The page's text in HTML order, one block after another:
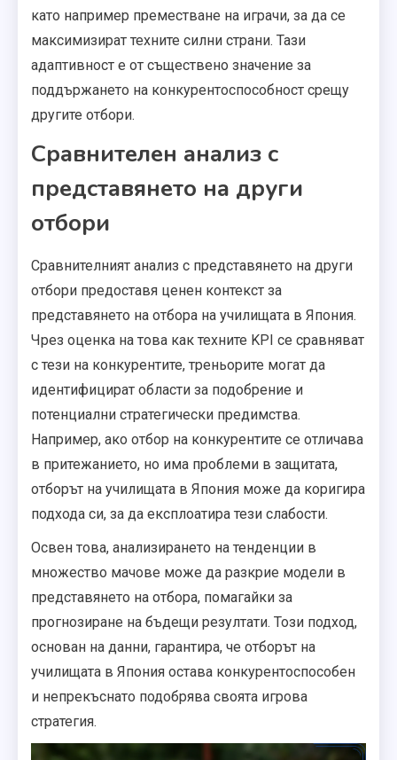
като например преместване на играчи, за да се
максимизират техните силни страни. Тази
адаптивност е от съществено значение за
поддържането на конкурентоспособност срещу
другите отбори.
Сравнителен анализ с
представянето на други
отбори
Сравнителният анализ с представянето на други
отбори предоставя ценен контекст за
представянето на отбора на училищата в Япония.
Чрез оценка на това как техните KPI се сравняват
с тези на конкурентите, треньорите могат да
идентифицират области за подобрение и
потенциални стратегически предимства.
Например, ако отбор на конкурентите се отличава
в притежанието, но има проблеми в защитата,
отборът на училищата в Япония може да коригира
подхода си, за да експлоатира тези слабости.
Освен това, анализирането на тенденции в
множество мачове може да разкрие модели в
представянето на отбора, помагайки за
прогнозиране на бъдещи резултати. Този подход,
основан на данни, гарантира, че отборът на
училищата в Япония остава конкурентоспособен
и непрекъснато подобрява своята игрова
стратегия.